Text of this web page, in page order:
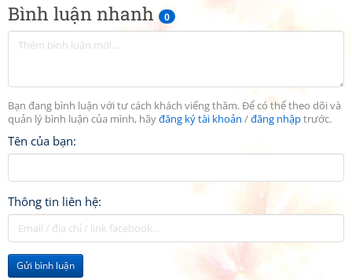
Bình luận nhanh 0
Bạn đang bình luận với tư cách khách viếng thăm. Để có thể theo dõi và
quản lý bình luận của mình, hãyđăng ký tài khoản /đăng nhậptrước.
Tên của bạn:
Thông tin liên hệ:
Gửi bình luận